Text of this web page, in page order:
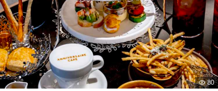
80